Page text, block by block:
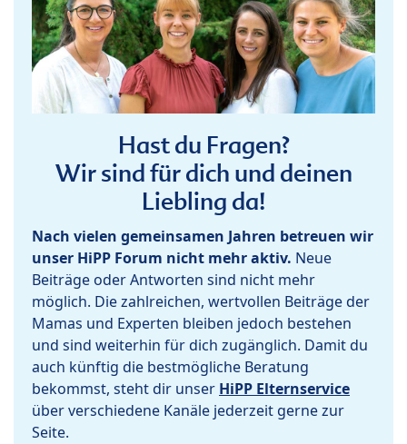
Hast du Fragen?
Wir sind für dich und deinen
Liebling da!
Nach vielen gemeinsamen Jahren betreuen wir
unser HiPP Forum nicht mehr aktiv. Neue
Beiträge oder Antworten sind nicht mehr
möglich. Die zahlreichen, wertvollen Beiträge der
Mamas und Experten bleiben jedoch bestehen
und sind weiterhin für dich zugänglich. Damit du
auch künftig die bestmögliche Beratung
bekommst, steht dir unser HiPP Elternservice
über verschiedene Kanäle jederzeit gerne zur
Seite.